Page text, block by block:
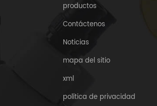
productos
Contáctenos
Noticias
mapa del sitio
xml
política de privacidad